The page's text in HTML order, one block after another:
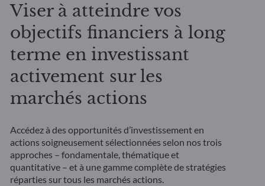
Viser à atteindre vos
objectifs financiers à long
terme en investissant
activement sur les
marchés actions
Accédez à des opportunités d’investissement en
actions soigneusement sélectionnées selon nos trois
approches – fondamentale, thématique et
quantitative – et à une gamme complète de stratégies
réparties sur tous les marchés actions.